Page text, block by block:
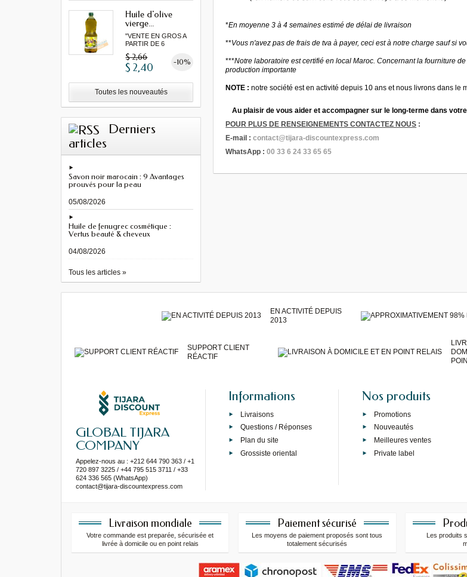
Huile d'olive
vierge...
"VENTE EN GROS A
PARTIR DE 6
$ 2,66 -10%
$ 2,40
Toutes les nouveautés
Derniers
articles
Savon noir marocain : 9 Avantages
prouvés pour la peau
05/08/2026
Huile de fenugrec cosmétique :
Vertus beauté & cheveux
04/08/2026
Tous les articles »
*En moyenne 3 à 4 semaines estimé de délai de livraison
**Vous n'avez pas de frais de tva à payer, ceci est à notre charge sauf si
***Notre laboratoire est certifié en local Maroc. Concernant la fourniture
production importante
NOTE : notre société est en activité depuis 10 ans et nous livrons dans le
Au plaisir de vous aider et accompagner sur le long-terme dans
POUR PLUS DE RENSEIGNEMENTS CONTACTEZ NOUS :
E-mail :contact@tijara-discountexpress.com
WhatsApp :00 33 6 24 33 65 65
EN ACTIVITÉ DEPUIS
2013
SUPPORT CLIENT
RÉACTIF
GLOBAL TIJARA
COMPANY
Appelez-nous au : +212 644 790 363 / +1
720 897 3225 / +44 795 515 3711 / +33
624 336 565 (WhatsApp)
contact@tijara-discountexpress.com
Informations
Livraisons
Questions / Réponses
Plan du site
Grossiste oriental
Nos produits
Promotions
Nouveautés
Meilleures ventes
Private label
Livraison mondiale
Votre commande est preparée, sécurisée et
livrée à domicile ou en point relais
Paiement sécurisé
Les moyens de paiement proposés sont tous
totalement sécurisés
Les produits